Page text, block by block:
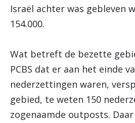
Israël achter was gebleven
154.000.
Wat betreft de bezette
PCBS dat er aan het einde
nederzettingen waren,
gebied, te weten 150
zogenaamde outposts.